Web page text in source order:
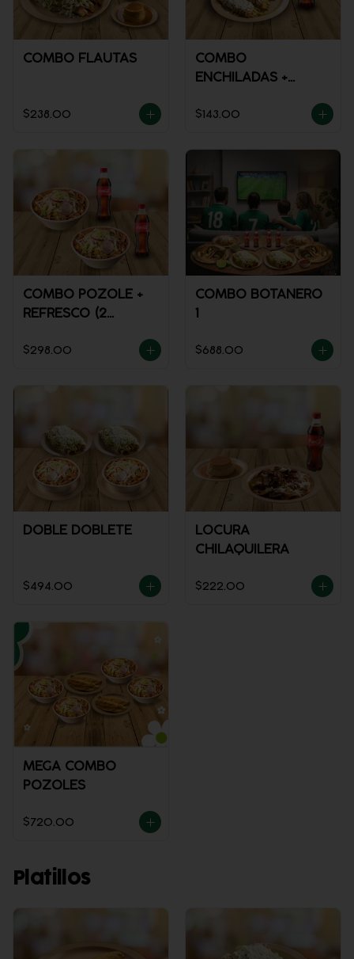
COMBO FLAUTAS
$238.00
COMBO
ENCHILADAS +
$143.00
COMBO POZOLE +
REFRESCO (2
$298.00
COMBO BOTANERO
1
$688.00
DOBLE DOBLETE
$494.00
LOCURA
CHILAQUILERA
$222.00
MEGA COMBO
POZOLES
$720.00
Platillos